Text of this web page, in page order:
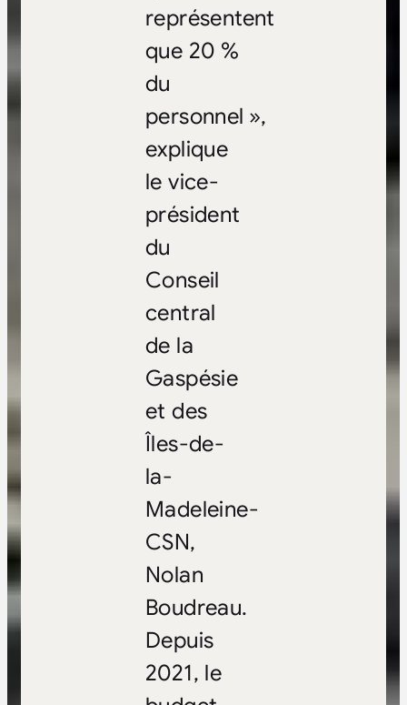
représentent
que 20 %
du
personnel »,
explique
le vice-
président
du
Conseil
central
de la
Gaspésie
et des
Îles-de-
la-
Madeleine-
CSN,
Nolan
Boudreau.
Depuis
2021, le